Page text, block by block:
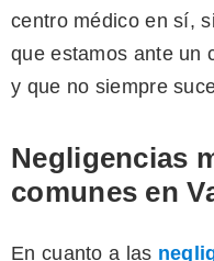
centro médico en sí,
que estamos ante un
y que no siempre
Negligencias
comunes en
En cuanto a las